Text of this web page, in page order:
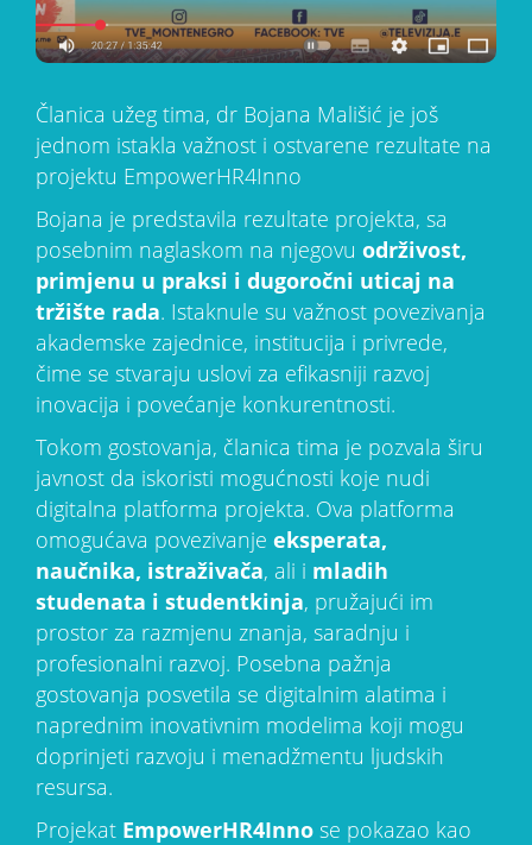
Članica užeg tima, dr Bojana Mališić je još
jednom istakla važnost i ostvarene rezultate na
projektu EmpowerHR4Inno
Bojana je predstavila rezultate projekta, sa
posebnim naglaskom na njegovu održivost,
primjenu u praksi i dugoročni uticaj na
tržište rada. Istaknule su važnost povezivanja
akademske zajednice, institucija i privrede,
čime se stvaraju uslovi za efikasniji razvoj
inovacija i povećanje konkurentnosti.
Tokom gostovanja, članica tima je pozvala širu
javnost da iskoristi mogućnosti koje nudi
digitalna platforma projekta. Ova platforma
omogućava povezivanje eksperata,
naučnika, istraživača, ali i mladih
studenata i studentkinja, pružajući im
prostor za razmjenu znanja, saradnju i
profesionalni razvoj. Posebna pažnja
gostovanja posvetila se digitalnim alatima i
naprednim inovativnim modelima koji mogu
doprinjeti razvoju i menadžmentu ljudskih
resursa.
Projekat EmpowerHR4Inno se pokazao kao